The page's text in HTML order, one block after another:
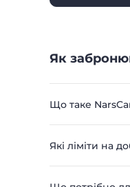
Як
Що таке
Які ліміти на